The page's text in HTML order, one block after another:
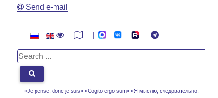
«Je pense, donc je suis» «Cogito ergo sum» «Я мыслю, следовательно,
Send e-mail